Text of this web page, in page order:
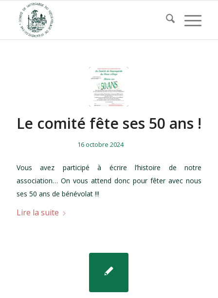
Le comité fête ses 50 ans !
16 octobre 2024
Vous avez participé à écrire l’histoire de notre
association… On vous attend donc pour fêter avec nous
ses 50 ans de bénévolat !!!
Lire la suite